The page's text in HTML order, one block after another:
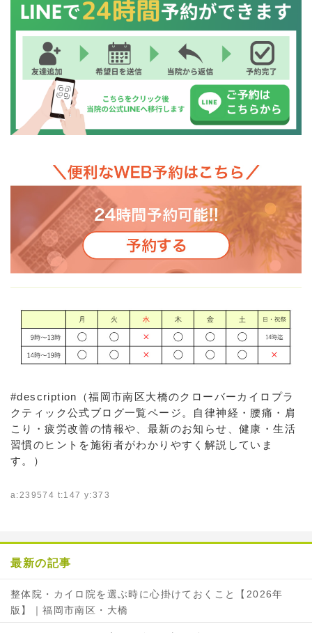
#description（福岡市南区大橋のクローバーカイロプラ
クティック公式ブログ一覧ページ。自律神経・腰痛・肩
こり・疲労改善の情報や、最新のお知らせ、健康・生活
習慣のヒントを施術者がわかりやすく解説していま
す。）
a:239574 t:147 y:373
最新の記事
整体院・カイロ院を選ぶ時に心掛けておくこと【2026年
版】｜福岡市南区・大橋